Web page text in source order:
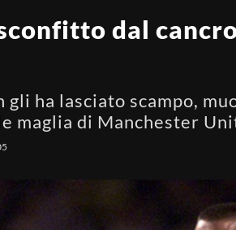
dal
gli ha lasciato scampo,
maglia di Manchester